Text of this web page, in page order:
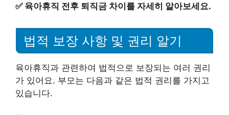
✅ 육아휴직 전후 퇴직금 차이를 자세히 알아보세요.
법적 보장 사항 및 권리 알기
육아휴직과 관련하여 법적으로 보장되는 여러 권리
가 있어요. 부모는 다음과 같은 법적 권리를 가지고
있습니다.